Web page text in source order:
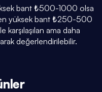
bant ₺500-1000 olsa
en yüksek bant ₺250-500
ama daha
değerlendirilebilir.